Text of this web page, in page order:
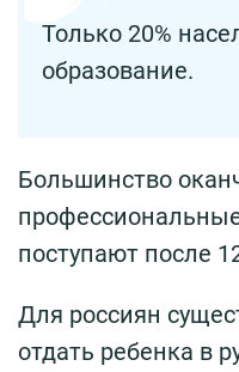
Только 20%
образование.
Большинство
поступают после
Для россиян
отдать ребенка в